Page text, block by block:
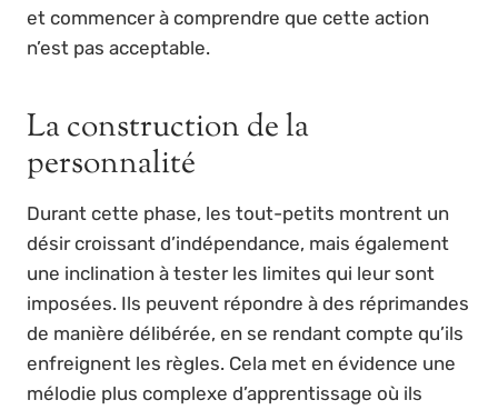
et commencer à comprendre que cette action
n’est pas acceptable.
La construction de la
personnalité
Durant cette phase, les tout-petits montrent un
désir croissant d’indépendance, mais également
une inclination à tester les limites qui leur sont
imposées. Ils peuvent répondre à des réprimandes
de manière délibérée, en se rendant compte qu’ils
enfreignent les règles. Cela met en évidence une
mélodie plus complexe d’apprentissage où ils